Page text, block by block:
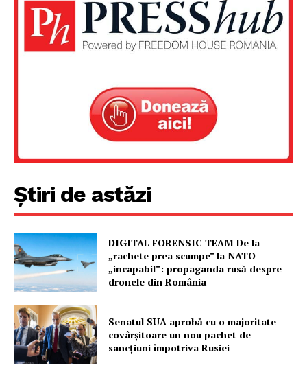
Știri de astăzi
DIGITAL FORENSIC TEAM De la
„rachete prea scumpe” la NATO
„incapabil”: propaganda rusă despre
dronele din România
Senatul SUA aprobă cu o majoritate
covârșitoare un nou pachet de
sancțiuni împotriva Rusiei